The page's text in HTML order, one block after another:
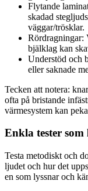
Flytande
skadad
väggar/trösklar.
Rördragningar:
bjälklag kan
Understöd och
eller saknade
Tecken att notera:
ofta på bristande
värmesystem kan
Enkla tester
Testa metodiskt och
ljudet och hur det
en som lyssnar och